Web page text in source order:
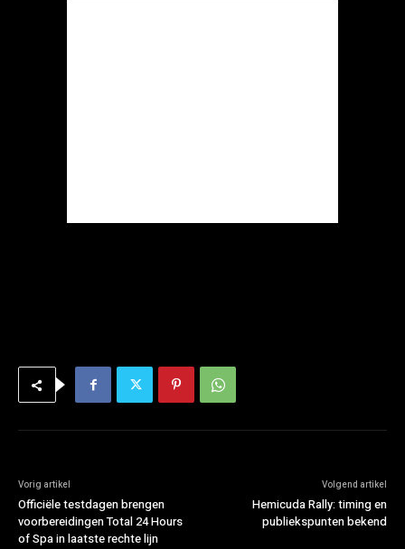
Vorig artikel
Officiële testdagen brengen
voorbereidingen Total 24 Hours
of Spa in laatste rechte lijn
Volgend artikel
Hemicuda Rally: timing en
publiekspunten bekend